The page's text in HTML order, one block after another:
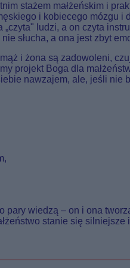
stażem małżeńskim i
i kobiecego mózgu
ludzi, a on czyta
słucha, a ona jest zbyt
i żona są zadowoleni,
projekt Boga dla
nawzajem, ale, jeśli nie
pary wiedzą – on i ona
stanie się silniejsze